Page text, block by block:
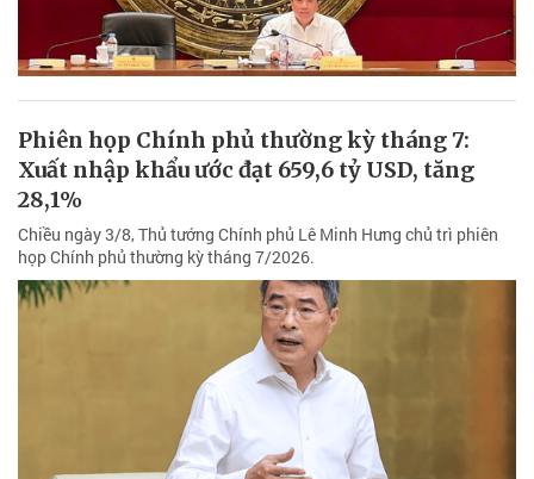
Phiên họp Chính phủ thường kỳ tháng 7:
Xuất nhập khẩu ước đạt 659,6 tỷ USD, tăng
28,1%
Chiều ngày 3/8, Thủ tướng Chính phủ Lê Minh Hưng chủ trì phiên
họp Chính phủ thường kỳ tháng 7/2026.